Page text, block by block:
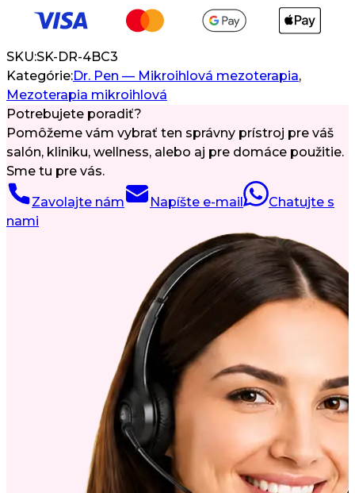
SKU:SK-DR-4BC3
Kategórie:Dr. Pen — Mikroihlová mezoterapia,
Mezoterapia mikroihlová
Potrebujete poradiť?
Pomôžeme vám vybrať ten správny prístroj pre váš
salón, kliniku, wellness, alebo aj pre domáce použitie.
Sme tu pre vás.
Zavolajte nám Napíšte e-mail
Chatujte s
nami